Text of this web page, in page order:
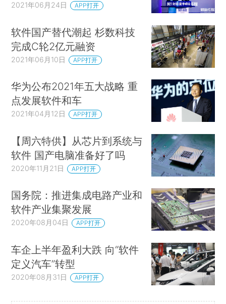
2021年06月24日 APP打开
软件国产替代潮起 杉数科技
完成C轮2亿元融资
2021年06月10日 APP打开
华为公布2021年五大战略 重
点发展软件和车
2021年04月12日 APP打开
【周六特供】从芯片到系统与
软件 国产电脑准备好了吗
2020年11月21日 APP打开
国务院：推进集成电路产业和
软件产业集聚发展
2020年08月04日 APP打开
车企上半年盈利大跌 向“软件
定义汽车”转型
2020年08月31日 APP打开